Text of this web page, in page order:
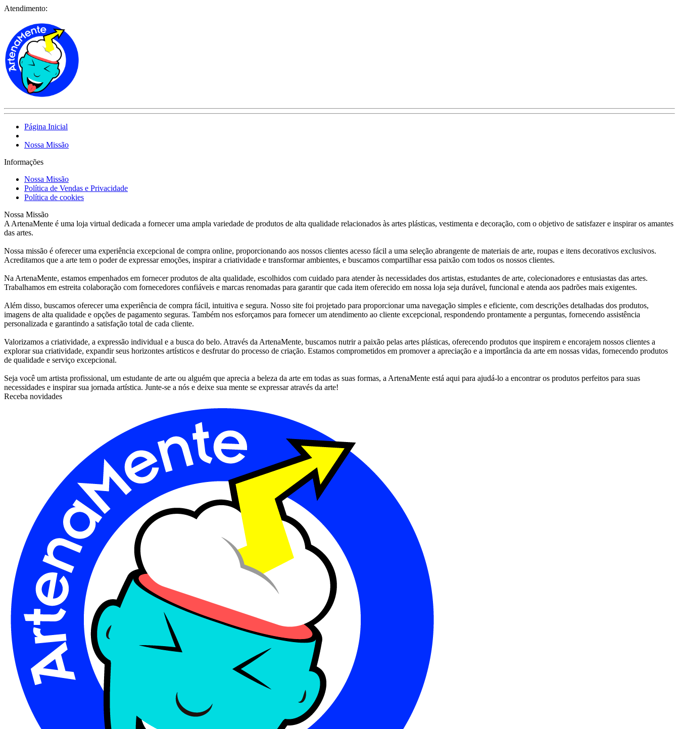
Atendimento:
Página Inicial
Nossa Missão
Informações
Nossa Missão
Política de Vendas e Privacidade
Política de cookies
Nossa Missão
A ArtenaMente é uma loja virtual dedicada a fornecer uma ampla variedade de produtos de alta qualidade relacionados às artes plásticas, vestimenta e decoração, com o objetivo de satisfazer e inspirar os amantes
das artes.
Nossa missão é oferecer uma experiência excepcional de compra online, proporcionando aos nossos clientes acesso fácil a uma seleção abrangente de materiais de arte, roupas e itens decorativos exclusivos.
Acreditamos que a arte tem o poder de expressar emoções, inspirar a criatividade e transformar ambientes, e buscamos compartilhar essa paixão com todos os nossos clientes.
Na ArtenaMente, estamos empenhados em fornecer produtos de alta qualidade, escolhidos com cuidado para atender às necessidades dos artistas, estudantes de arte, colecionadores e entusiastas das artes.
Trabalhamos em estreita colaboração com fornecedores confiáveis e marcas renomadas para garantir que cada item oferecido em nossa loja seja durável, funcional e atenda aos padrões mais exigentes.
Além disso, buscamos oferecer uma experiência de compra fácil, intuitiva e segura. Nosso site foi projetado para proporcionar uma navegação simples e eficiente, com descrições detalhadas dos produtos,
imagens de alta qualidade e opções de pagamento seguras. Também nos esforçamos para fornecer um atendimento ao cliente excepcional, respondendo prontamente a perguntas, fornecendo assistência
personalizada e garantindo a satisfação total de cada cliente.
Valorizamos a criatividade, a expressão individual e a busca do belo. Através da ArtenaMente, buscamos nutrir a paixão pelas artes plásticas, oferecendo produtos que inspirem e encorajem nossos clientes a
explorar sua criatividade, expandir seus horizontes artísticos e desfrutar do processo de criação. Estamos comprometidos em promover a apreciação e a importância da arte em nossas vidas, fornecendo produtos
de qualidade e serviço excepcional.
Seja você um artista profissional, um estudante de arte ou alguém que aprecia a beleza da arte em todas as suas formas, a ArtenaMente está aqui para ajudá-lo a encontrar os produtos perfeitos para suas
necessidades e inspirar sua jornada artística. Junte-se a nós e deixe sua mente se expressar através da arte!
Receba novidades